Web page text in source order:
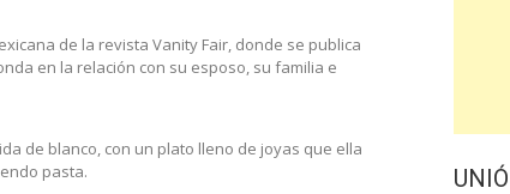
de la revista Vanity Fair, donde se publica
en la relación con su esposo, su familia e
de blanco, con un plato lleno de joyas que ella
pasta.